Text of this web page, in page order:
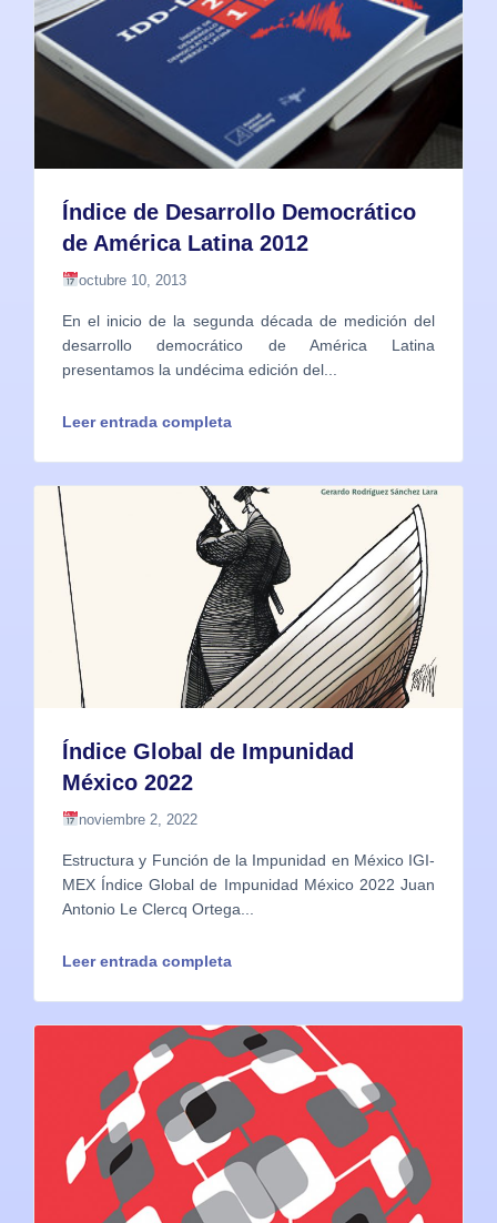
Índice de Desarrollo Democrático
de América Latina 2012
octubre 10, 2013
En el inicio de la segunda década de medición del
desarrollo democrático de América Latina
presentamos la undécima edición del...
Leer entrada completa
Índice Global de Impunidad
México 2022
noviembre 2, 2022
Estructura y Función de la Impunidad en México IGI-
MEX Índice Global de Impunidad México 2022 Juan
Antonio Le Clercq Ortega...
Leer entrada completa